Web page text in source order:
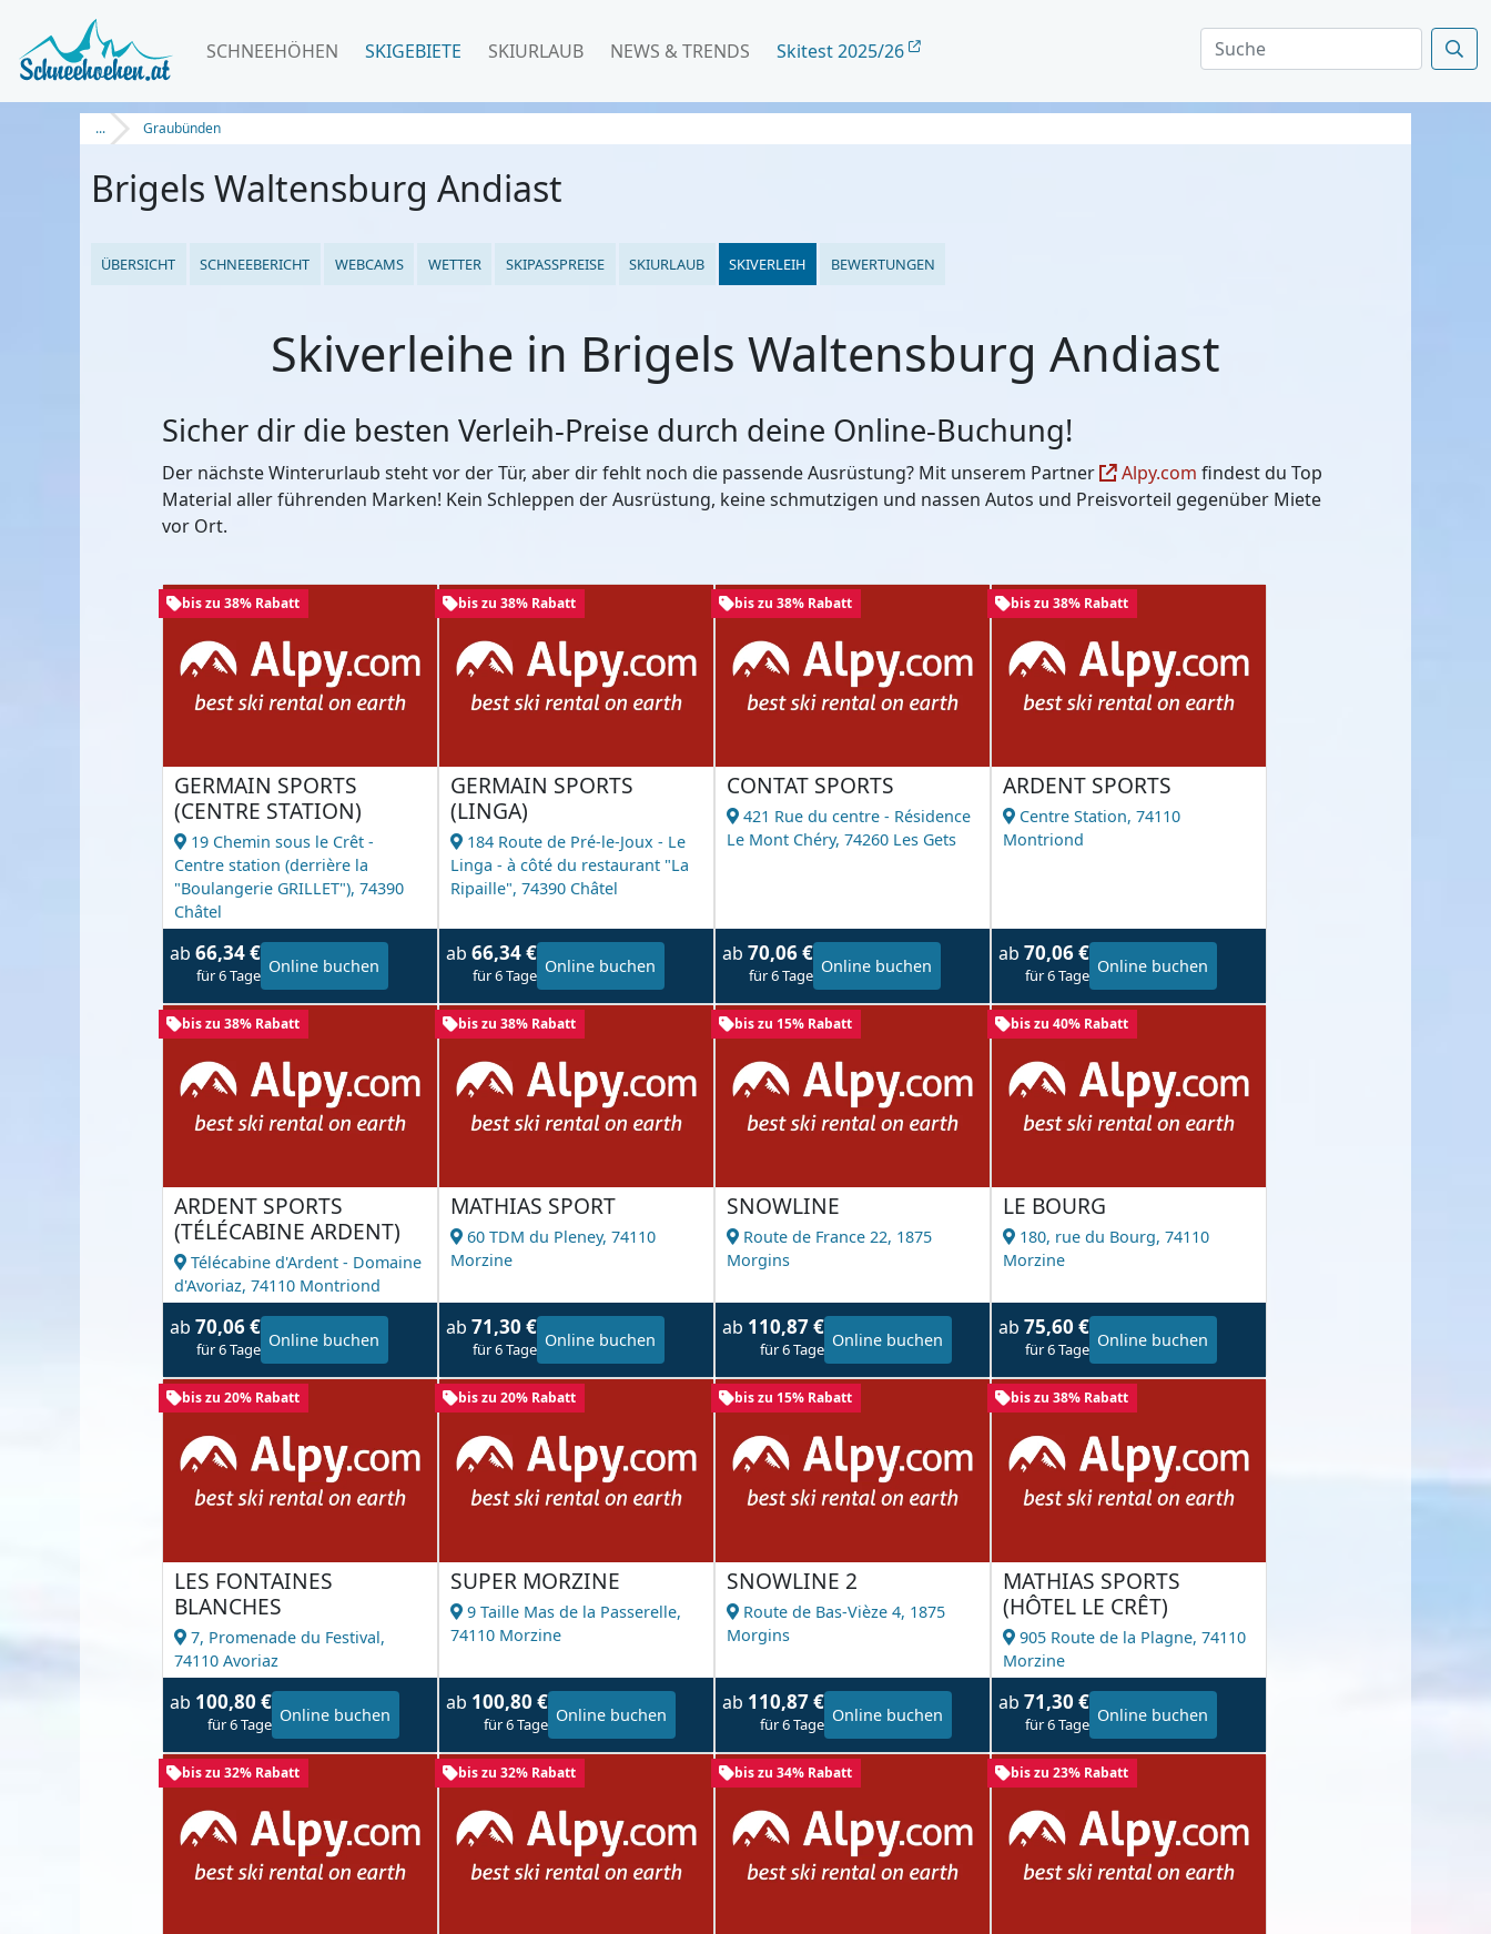
SCHNEEHÖHEN SKIGEBIETE SKIURLAUB NEWS & TRENDS Skitest 2025/26
... Graubünden
Brigels Waltensburg Andiast
ÜBERSICHT SCHNEEBERICHT WEBCAMS WETTER SKIPASSPREISE SKIURLAUB SKIVERLEIH BEWERTUNGEN
Skiverleihe in Brigels Waltensburg Andiast
Sicher dir die besten Verleih-Preise durch deine Online-Buchung!
Der nächste Winterurlaub steht vor der Tür, aber dir fehlt noch die passende Ausrüstung? Mit unserem Partner Alpy.com findest du Top
Material aller führenden Marken! Kein Schleppen der Ausrüstung, keine schmutzigen und nassen Autos und Preisvorteil gegenüber Miete
vor Ort.
bis zu 38% Rabatt
GERMAIN SPORTS
(CENTRE STATION)
19 Chemin sous le Crêt -
Centre station (derrière la
"Boulangerie GRILLET"), 74390
Châtel
ab 66,34 €
für 6 Tage Online buchen
bis zu 38% Rabatt
GERMAIN SPORTS
(LINGA)
184 Route de Pré-le-Joux - Le
Linga - à côté du restaurant "La
Ripaille", 74390 Châtel
ab 66,34 €
für 6 Tage Online buchen
bis zu 38% Rabatt
CONTAT SPORTS
421 Rue du centre - Résidence
Le Mont Chéry, 74260 Les Gets
ab 70,06 €
für 6 Tage Online buchen
bis zu 38% Rabatt
ARDENT SPORTS
Centre Station, 74110
Montriond
ab 70,06 €
für 6 Tage Online buchen
bis zu 38% Rabatt
ARDENT SPORTS
(TÉLÉCABINE ARDENT)
Télécabine d'Ardent - Domaine
d'Avoriaz, 74110 Montriond
ab 70,06 €
für 6 Tage Online buchen
bis zu 38% Rabatt
MATHIAS SPORT
60 TDM du Pleney, 74110
Morzine
ab 71,30 €
für 6 Tage Online buchen
bis zu 15% Rabatt
SNOWLINE
Route de France 22, 1875
Morgins
ab 110,87 €
für 6 Tage Online buchen
bis zu 40% Rabatt
LE BOURG
180, rue du Bourg, 74110
Morzine
ab 75,60 €
für 6 Tage Online buchen
bis zu 20% Rabatt
LES FONTAINES
BLANCHES
7, Promenade du Festival,
74110 Avoriaz
ab 100,80 €
für 6 Tage Online buchen
bis zu 20% Rabatt
SUPER MORZINE
9 Taille Mas de la Passerelle,
74110 Morzine
ab 100,80 €
für 6 Tage Online buchen
bis zu 15% Rabatt
SNOWLINE 2
Route de Bas-Vièze 4, 1875
Morgins
ab 110,87 €
für 6 Tage Online buchen
bis zu 38% Rabatt
MATHIAS SPORTS
(HÔTEL LE CRÊT)
905 Route de la Plagne, 74110
Morzine
ab 71,30 €
für 6 Tage Online buchen
bis zu 32% Rabatt bis zu 32% Rabatt bis zu 34% Rabatt bis zu 23% Rabatt